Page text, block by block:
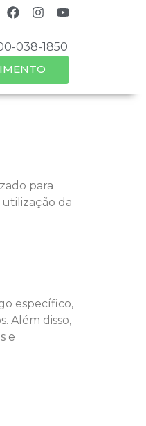
038-1850
para
da
específico,
Além disso,
e